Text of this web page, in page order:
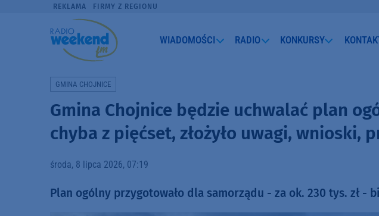
REKLAMA FIRMY Z REGIONU
WIADOMOŚCI RADIO KONKURSY
GMINA CHOJNICE
Gmina Chojnice będzie uchwalać plan
chyba z pięćset, złożyło uwagi, wnioski,
środa, 8 lipca 2026, 07:19
Plan ogólny przygotowało dla samorządu - za ok. 230 tys. zł -